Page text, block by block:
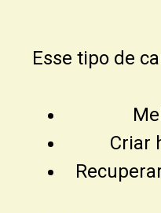
Esse tipo de
Criar